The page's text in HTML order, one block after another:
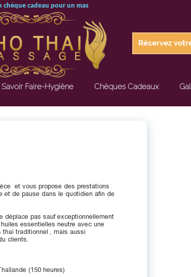
Réservez
Savoir Faire-Hygiène Chèques Cadeaux
Offrir un c
et vous propose des prestations
et de pause dans le quotidien afin de
déplace pas sauf exceptionnellement
essentielles neutre avec une
traditionnel , mais aussi
clients.
(150 heures)